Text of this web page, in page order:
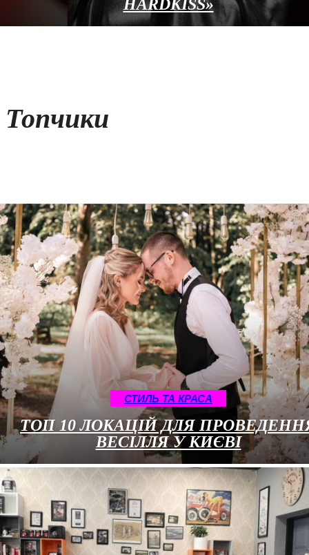
HARDKISS»
Топчики
СТИЛЬ ТА КРАСА
ТОП 10 ЛОКАЦІЙ ДЛЯ
ВЕСІЛЛЯ У КИЄВІ